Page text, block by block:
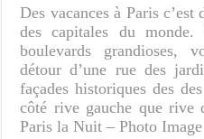
Des vacances à Paris
des capitales du
boulevards grandioses,
détour d’une rue des
façades historiques des
côté rive gauche que
Paris la Nuit – Photo